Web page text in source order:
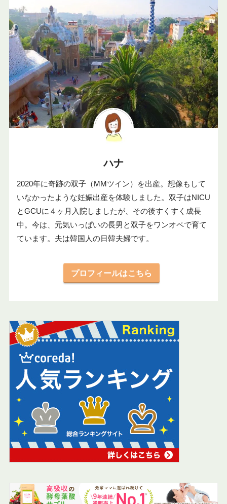
ハナ
2020年に奇跡の双子（MMツイン）を出産。想像もして
いなかったような妊娠出産を体験しました。双子はNICU
とGCUに４ヶ月入院しましたが、その後すくすく成長
中。今は、元気いっぱいの長男と双子をワンオペで育て
ています。夫は韓国人の日韓夫婦です。
プロフィールはこちら